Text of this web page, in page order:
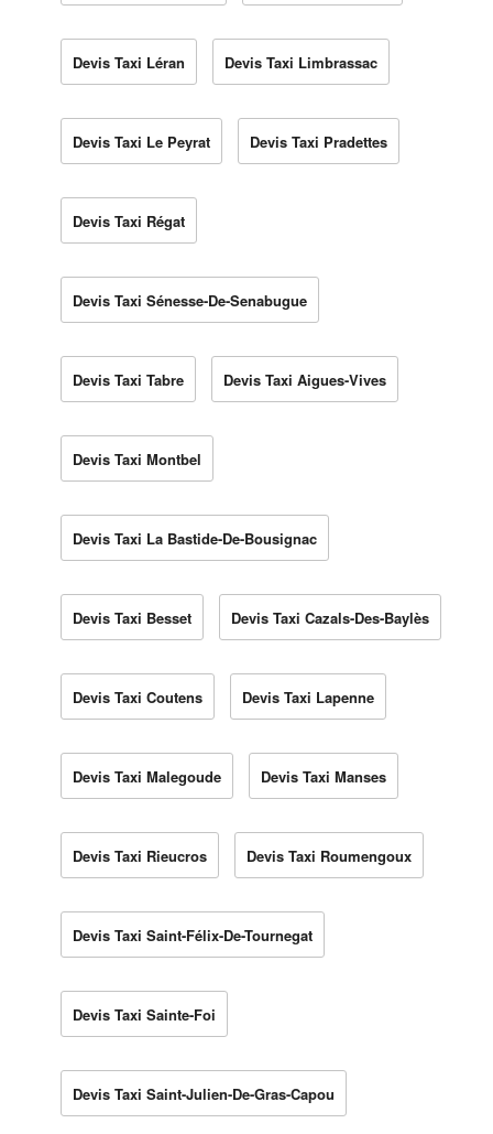
Devis Taxi Léran Devis Taxi Limbrassac
Devis Taxi Le Peyrat Devis Taxi Pradettes
Devis Taxi Régat
Devis Taxi Sénesse-De-Senabugue
Devis Taxi Tabre Devis Taxi Aigues-Vives
Devis Taxi Montbel
Devis Taxi La Bastide-De-Bousignac
Devis Taxi Besset Devis Taxi Cazals-Des-Baylès
Devis Taxi Coutens Devis Taxi Lapenne
Devis Taxi Malegoude Devis Taxi Manses
Devis Taxi Rieucros Devis Taxi Roumengoux
Devis Taxi Saint-Félix-De-Tournegat
Devis Taxi Sainte-Foi
Devis Taxi Saint-Julien-De-Gras-Capou